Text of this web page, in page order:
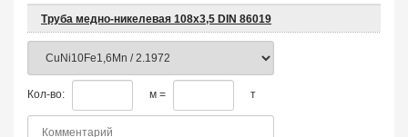
Труба медно-никелевая 108х3,5 DIN 86019
Кол-во: м = т